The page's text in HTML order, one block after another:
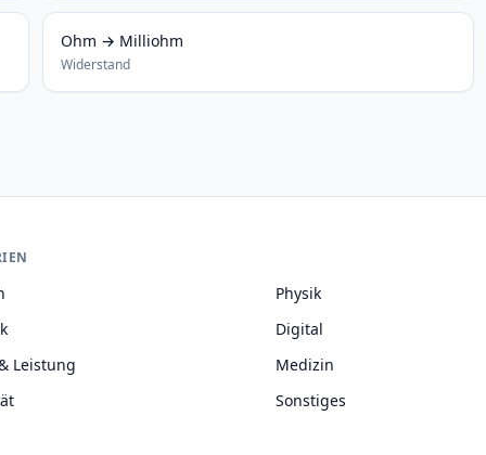
Ohm → Milliohm
Widerstand
Leistung
Physik
Digital
Medizin
Sonstiges